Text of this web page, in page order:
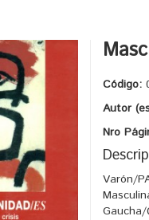
Código:
Autor
Nro
Varón/